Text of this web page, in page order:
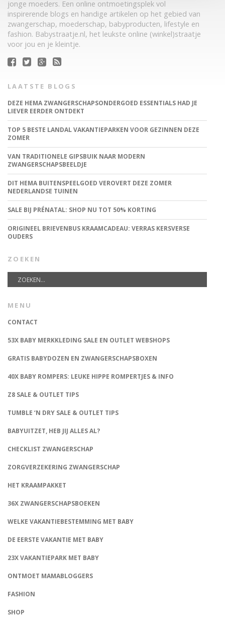
jonge moeders. Een online ontmoetingsplek vol
inspirerende blogs en handige artikelen op het gebied van
zwangerschap, moederschap, babyproducten, lifestyle en
fashion. Babystraatje.nl, het leukste online (winkel)straatje
voor jou en je kleintje.
LAATSTE BLOGS
DEZE HEMA ZWANGERSCHAPSONDERGOED ESSENTIALS HAD JE
LIEVER EERDER ONTDEKT
TOP 5 BESTE LANDAL VAKANTIEPARKEN VOOR GEZINNEN DEZE
ZOMER
VAN TRADITIONELE GIPSBUIK NAAR MODERN
ZWANGERSCHAPSBEELDJE
DIT HEMA BUITENSPEELGOED VEROVERT DEZE ZOMER
NEDERLANDSE TUINEN
SALE BIJ PRÉNATAL: SHOP NU TOT 50% KORTING
ORIGINEEL BRIEVENBUS KRAAMCADEAU: VERRAS KERSVERSE
OUDERS
ZOEKEN
MENU
CONTACT
53X BABY MERKKLEDING SALE EN OUTLET WEBSHOPS
GRATIS BABYDOZEN EN ZWANGERSCHAPSBOXEN
40X BABY ROMPERS: LEUKE HIPPE ROMPERTJES & INFO
Z8 SALE & OUTLET TIPS
TUMBLE ‘N DRY SALE & OUTLET TIPS
BABYUITZET, HEB JIJ ALLES AL?
CHECKLIST ZWANGERSCHAP
ZORGVERZEKERING ZWANGERSCHAP
HET KRAAMPAKKET
36X ZWANGERSCHAPSBOEKEN
WELKE VAKANTIEBESTEMMING MET BABY
DE EERSTE VAKANTIE MET BABY
23X VAKANTIEPARK MET BABY
ONTMOET MAMABLOGGERS
FASHION
SHOP